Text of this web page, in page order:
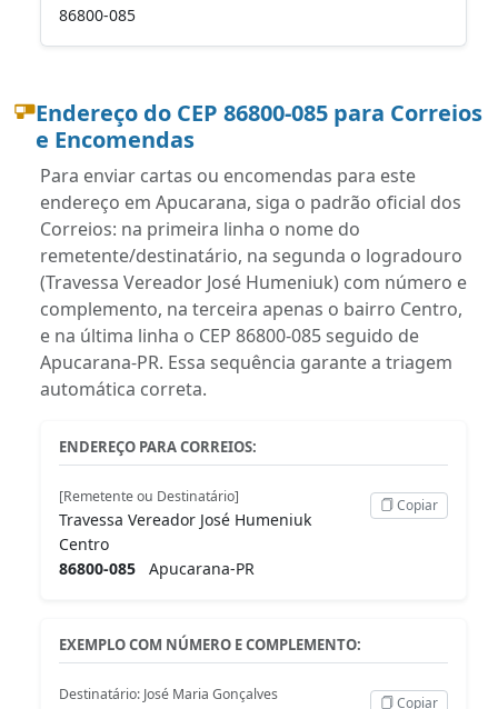
86800-085
Endereço do CEP 86800-085 para Correios
e Encomendas
Para enviar cartas ou encomendas para este
endereço em Apucarana, siga o padrão oficial dos
Correios: na primeira linha o nome do
remetente/destinatário, na segunda o logradouro
(Travessa Vereador José Humeniuk) com número e
complemento, na terceira apenas o bairro Centro,
e na última linha o CEP 86800-085 seguido de
Apucarana-PR. Essa sequência garante a triagem
automática correta.
ENDEREÇO PARA CORREIOS:
[Remetente ou Destinatário]
Travessa Vereador José Humeniuk
Centro
86800-085 Apucarana-PR
Copiar
EXEMPLO COM NÚMERO E COMPLEMENTO:
Destinatário: José Maria Gonçalves Copiar